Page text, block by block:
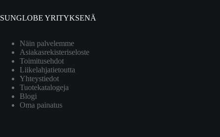
SUNGLOBE YRITYKSENÄ
Näin palvelemme
Asiakasrekisteriseloste
Toimitusehdot
Liikelahjatietoutta
Yhteystiedot
Tuotekatalogeja
Blogi
Oma painatus